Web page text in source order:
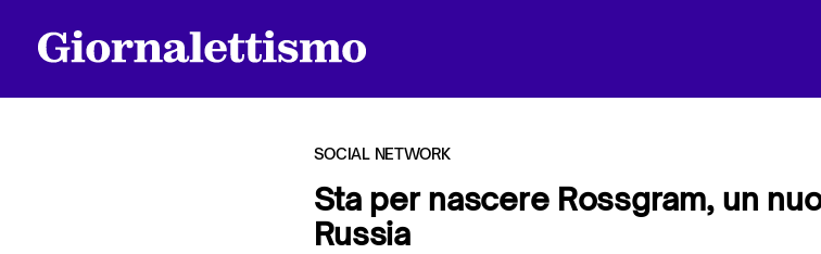
SOCIAL NETWORK
Sta per nascere Rossgram, un
Russia